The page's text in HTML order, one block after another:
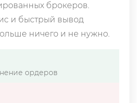
брокеров.
и быстрый вывод
ничего и не нужно.
ордеров